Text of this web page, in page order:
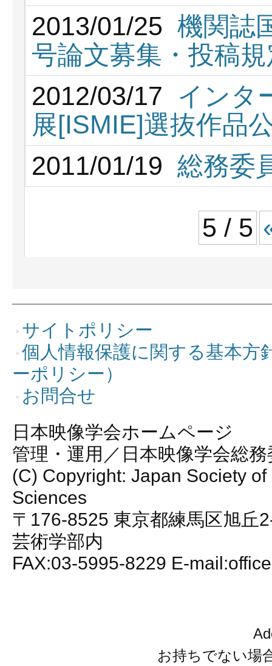
2013/01/25 機関誌
号論文募集・投稿
2012/03/17
インタ
展[ISMIE]選抜作品
2011/01/19 総務委
5 / 5
サイトポリシー
個人情報保護に関する基本方
ーポリシー）
お問合せ
日本映像学会ホームページ
管理・運用／日本映像学会総
(C) Copyright: Japan Society of
Sciences
〒176-8525 東京都練馬区旭丘
芸術学部内
FAX:03-5995-8229 E-
お持ちでない場